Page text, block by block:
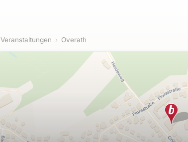
Veranstaltungen › Overath